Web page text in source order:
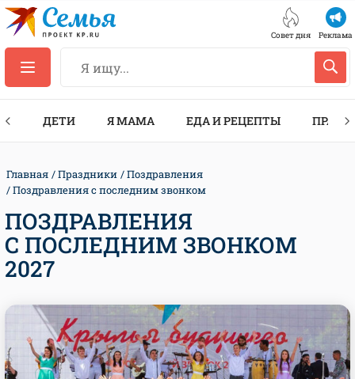
Совет дня Реклама
ДЕТИ Я МАМА ЕДА И РЕЦЕПТЫ
Главная Праздники
Поздравления
Поздравления с последним звонком
ПОЗДРАВЛЕНИЯ
С ПОСЛЕДНИМ ЗВОНКОМ
2027